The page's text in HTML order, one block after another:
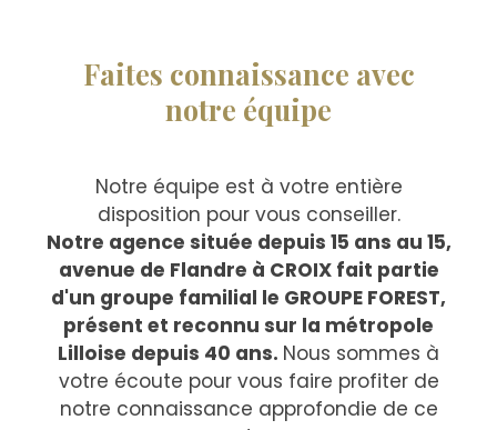
Faites connaissance avec
notre équipe
Notre équipe est à votre entière
disposition pour vous conseiller.
Notre agence située depuis 15 ans au 15,
avenue de Flandre à CROIX fait partie
d'un groupe familial le GROUPE FOREST,
présent et reconnu sur la métropole
Lilloise depuis 40 ans. Nous sommes à
votre écoute pour vous faire profiter de
notre connaissance approfondie de ce